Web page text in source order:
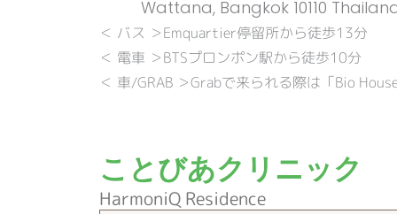
Wattana, Bangkok 10110
＜ バス ＞Emquartier停留所から徒歩13分
＜ 電車 ＞BTSプロンポン駅から徒歩10分
＜ 車/GRAB ＞Grabで来られる際は「Bio
ことびあクリニック
HarmoniQ Residence